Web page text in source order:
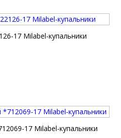
17 Milabel-купальники
17 Milabel-купальники